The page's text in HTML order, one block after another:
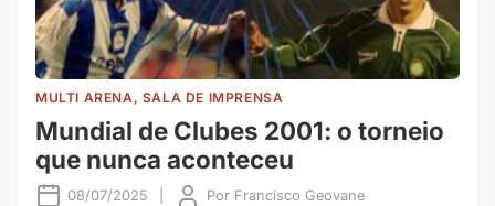
MULTI ARENA, SALA DE IMPRENSA
Mundial de Clubes 2001: o torneio
que nunca aconteceu
08/07/2025 Por Francisco Geovane